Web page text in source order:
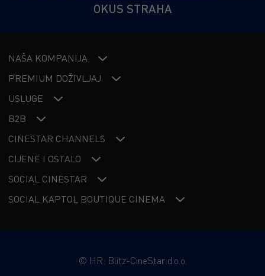
OKUS STRAHA
NAŠA KOMPANIJA
PREMIUM DOŽIVLJAJ
USLUGE
B2B
CINESTAR CHANNELS
CIJENE I OSTALO
SOCIAL CINESTAR
SOCIAL KAPTOL BOUTIQUE CINEMA
© HR: Blitz-CineStar d.o.o.